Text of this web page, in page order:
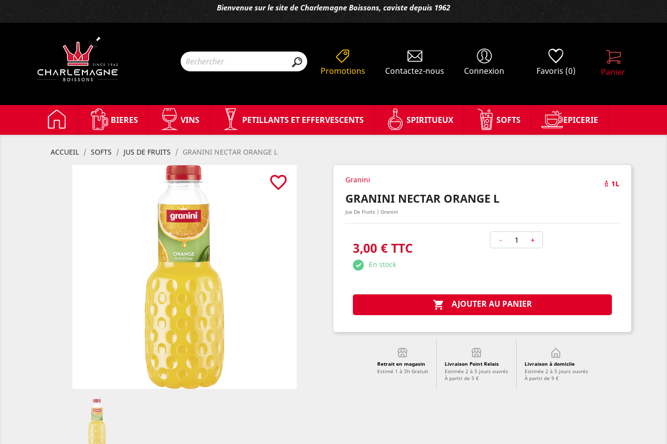
Bienvenue sur le site de Charlemagne Boissons, caviste depuis 1962
BIERES VINS PETILLANTS ET EFFERVESCENTS SPIRITUEUX SOFTS EPICERIE
Promotions Contactez-nous Connexion Favoris (0) Panier
ACCUEIL SOFTS JUS DE FRUITS GRANINI NECTAR ORANGE L
favorite_border Granini 1L
GRANINI NECTAR ORANGE L
Jus De Fruits | Granini
3,00 € TTC
En stock
- +
 AJOUTER AU PANIER
Retrait en magasin
Estimé 1 à 3h Gratuit
Livraison Point Relais
Estimée 2 à 5 jours ouvrés
À partir de 5 €
Livraison à domicile
Estimée 2 à 5 jours ouvrés
À partir de 9 €